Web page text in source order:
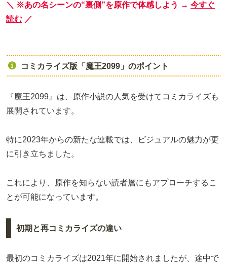
＼ ※あの名シーンの“裏側”を原作で体感しよう → 今すぐ
読む ／
コミカライズ版「魔王2099」のポイント
『魔王2099』は、原作小説の人気を受けてコミカライズも
展開されています。
特に2023年からの新たな連載では、ビジュアルの魅力が更
に引き立ちました。
これにより、原作を知らない読者層にもアプローチするこ
とが可能になっています。
初期と再コミカライズの違い
最初のコミカライズは2021年に開始されましたが、途中で